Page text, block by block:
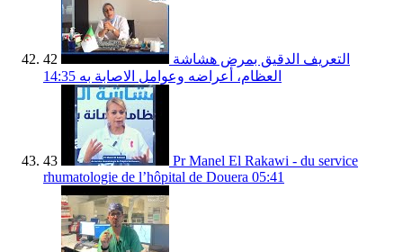
42
التعريف الدقيق بمرض هشاشة
العظام، أعراضه وعوامل الاصابة به 14:35
43
Pr Manel El Rakawi - du service
rhumatologie de l’hôpital de Douera 05:41